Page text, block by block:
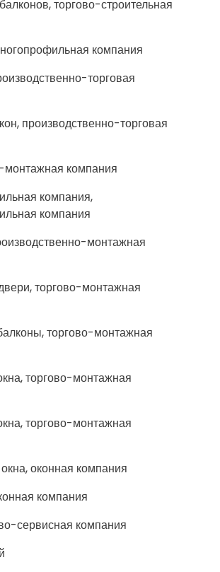
торгово-строительная
компания
торговая
производственно-торговая
монтажная компания
компания,
компания
монтажная
торгово-монтажная
торгово-монтажная
торгово-монтажная
торгово-монтажная
оконная компания
компания
сервисная компания